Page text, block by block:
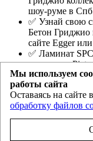
шоу-руме в
✅ Узнай свою
Бетон Гриджио
сайте Egger
✅ Ламинат
коллекция
фирменных
Egger.spb.ru - магазин
Петербурге
Мы используем
работы сайта
Оставаясь на сайте
обработку файлов